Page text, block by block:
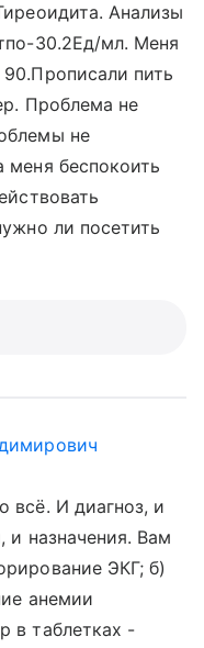
Анализы
30.2Ед/мл. Меня
пить
Проблема не
не
меня беспокоить
ли посетить
всё. И диагноз, и
и назначения. Вам
ЭКГ; б)
анемии
в таблетках -